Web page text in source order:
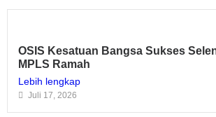
OSIS Kesatuan Bangsa Sukses
MPLS Ramah
Lebih lengkap
Juli 17, 2026